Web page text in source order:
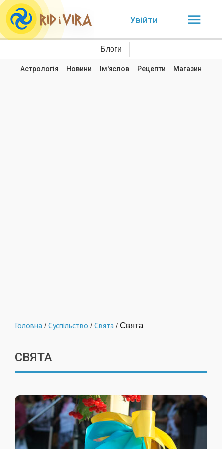
Увійти
Блоги
Астрологія Новини Ім'яслов Рецепти Магазин
Головна / Суспільство / Свята / Свята
СВЯТА